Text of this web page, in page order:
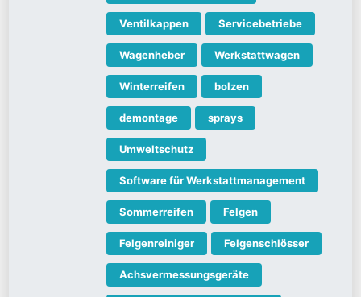
Ventilkappen Servicebetriebe
Wagenheber Werkstattwagen
Winterreifen bolzen
demontage sprays
Umweltschutz
Software für Werkstattmanagement
Sommerreifen Felgen
Felgenreiniger Felgenschlösser
Achsvermessungsgeräte